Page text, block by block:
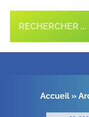
Accueil »